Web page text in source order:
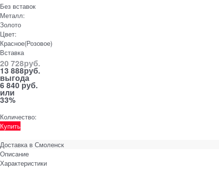
Без вставок
Металл:
Золото
Цвет:
Красное(Розовое)
Вставка
20 728руб.
13 888руб.
выгода
6 840 руб.
или
33%
Количество:
Купить
Доставка в Смоленск
Описание
Характеристики